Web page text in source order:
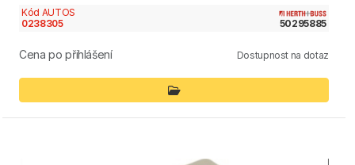
Kód AUTOS
0238305
50295885
Cena po přihlášení Dostupnost na dotaz